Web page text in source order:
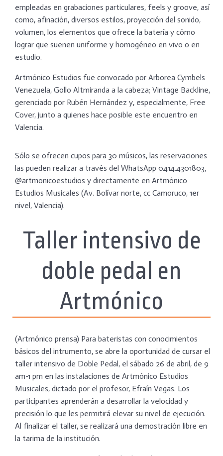
empleadas en grabaciones particulares, feels y groove, así
como, afinación, diversos estilos, proyección del sonido,
volumen, los elementos que ofrece la batería y cómo
lograr que suenen uniforme y homogéneo en vivo o en
estudio.
Artmónico Estudios fue convocado por Arborea Cymbels
Venezuela, Gollo Altmiranda a la cabeza; Vintage Backline,
gerenciado por Rubén Hernández y, especialmente, Free
Cover, junto a quienes hace posible este encuentro en
Valencia.
Sólo se ofrecen cupos para 30 músicos, las reservaciones
las pueden realizar a través del WhatsApp 0414.4301803,
@artmonicoestudios y directamente en Artmónico
Estudios Musicales (Av. Bolívar norte, cc Camoruco, 1er
nivel, Valencia).
Taller intensivo de
doble pedal en
Artmónico
(Artmónico prensa) Para bateristas con conocimientos
básicos del intrumento, se abre la oportunidad de cursar el
taller intensivo de Doble Pedal, el sábado 26 de abril, de 9
am-1 pm en las instalaciones de Artmónico Estudios
Musicales, dictado por el profesor, Efraín Vegas. Los
participantes aprenderán a desarrollar la velocidad y
precisión lo que les permitirá elevar su nivel de ejecución.
Al finalizar el taller, se realizará una demostración libre en
la tarima de la institución.